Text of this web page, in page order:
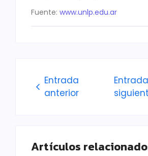
Fuente: www.unlp.edu.ar
Entrada
anterior
Entrada
Artículos